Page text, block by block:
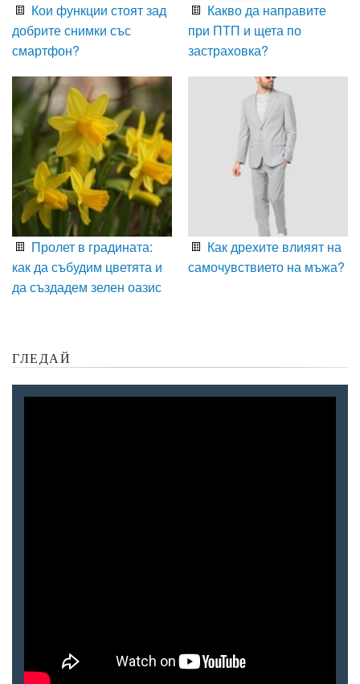
Кои функции стоят зад
добрите снимки със
смартфон?
Какво да направите
при ПТП и щета по
застраховка?
Пролет в градината:
как да събудим цветята и
да създадем зелен оазис
Как дрехите влияят на
самочувствието на мъжа?
ГЛЕДАЙ